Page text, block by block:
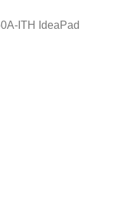
ITH IdeaPad